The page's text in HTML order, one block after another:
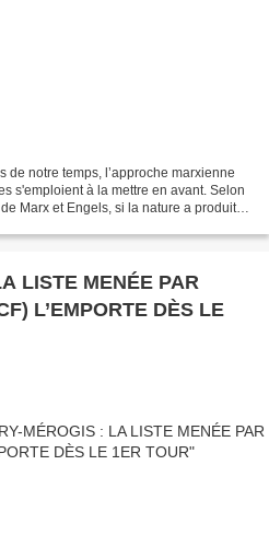
de notre temps, l’approche marxienne
s'emploient à la mettre en avant. Selon
Marx et Engels, si la nature a produit
LISTE MENÉE PAR
L’EMPORTE DÈS LE